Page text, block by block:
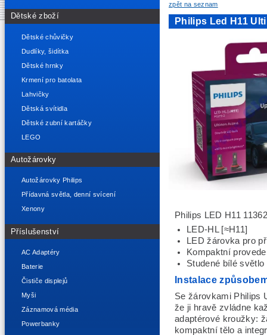
Dětské zboží
Dětské chůvičky
Dudlíky, šidítka
Dětské hrnky
Krmení pro batolata
Lahvičky
Dětská svítidla
Dětské zubní kartáčky
LEGO
Autožárovky
Autožárovky Philips
Přídavná světla, denní svícení
Xenony
Příslušenství
AC Adaptéry
Baterie
Čističe displejů
Myši
Záznamová média
Powerbanky
zpět na seznam
Philips Led H11
Philips LED H11
LED-HL [≈H11]
LED žárovka pro
Kompaktní
Studené bílé
Instalace
Se žárovkami Philips
že ji hravě zvládne
adaptérové kroužky:
kompaktní tělo a